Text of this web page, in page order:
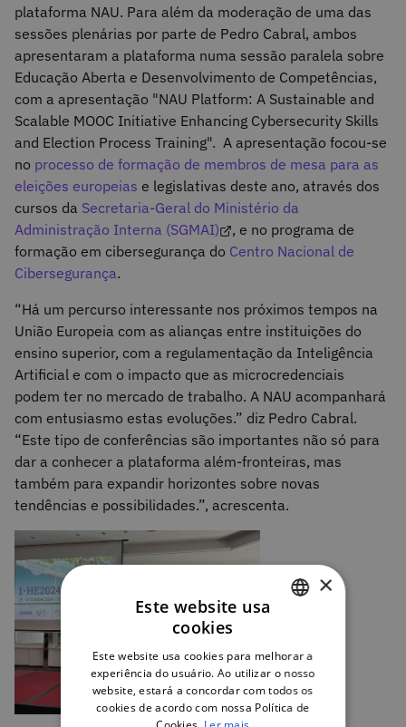
plataforma NAU. Para além da moderação de uma das
sessões plenárias por parte de Pedro Cabral, ambos
apresentaram a plataforma numa sessão paralela sobre
Educação Aberta e Desenvolvimento de Competências,
com a apresentação "NAU Platform: A Sustainable and
Scalable MOOC Initiative Enhancing Cybersecurity Skills
and Election Process Training". A apresentação focou-se
no processo de formação de membros de mesa para as
eleições europeias e legislativas deste ano, através dos
cursos da Secretaria-Geral do Ministério da
Administração Interna (SGMAI)
, e no programa de
formação em cibersegurança do Centro Nacional de
Cibersegurança.
“Há um percurso interessante nos próximos tempos na
União Europeia com as alianças entre instituições do
ensino superior, com a regulamentação da Inteligência
Artificial e com o impacto que as microcredenciais
podem ter no mercado de trabalho. A NAU acompanhará
com entusiasmo estas evoluções.” diz Pedro Cabral.
“Este tipo de conferências são importantes não só para
dar a conhecer a plataforma além-fronteiras, mas
também para expandir horizontes sobre novas
tendências e possibilidades.”, acrescenta.
ENGLISH
×
Este website usa
cookies
Este website usa cookies para melhorar a
experiência do usuário. Ao utilizar o nosso
website, estará a concordar com todos os
cookies de acordo com nossa Política de